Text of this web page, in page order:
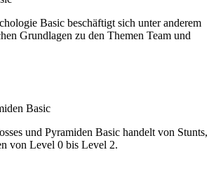
Basic beschäftigt sich unter anderem
Grundlagen zu den Themen Team und
Basic
und Pyramiden Basic handelt von Stunts,
von Level 0 bis Level 2.